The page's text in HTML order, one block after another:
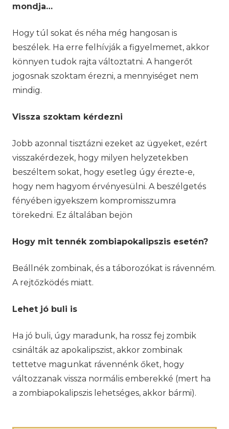
mondja…
Hogy túl sokat és néha még hangosan is
beszélek. Ha erre felhívják a figyelmemet, akkor
könnyen tudok rajta változtatni. A hangerőt
jogosnak szoktam érezni, a mennyiséget nem
mindig.
Vissza szoktam kérdezni
Jobb azonnal tisztázni ezeket az ügyeket, ezért
visszakérdezek, hogy milyen helyzetekben
beszéltem sokat, hogy esetleg úgy érezte-e,
hogy nem hagyom érvényesülni. A beszélgetés
fényében igyekszem kompromisszumra
törekedni. Ez általában bejön
Hogy mit tennék zombiapokalipszis esetén?
Beállnék zombinak, és a táborozókat is rávenném.
A rejtőzködés miatt.
Lehet jó buli is
Ha jó buli, úgy maradunk, ha rossz fej zombik
csinálták az apokalipszist, akkor zombinak
tettetve magunkat rávennénk őket, hogy
változzanak vissza normális emberekké (mert ha
a zombiapokalipszis lehetséges, akkor bármi).